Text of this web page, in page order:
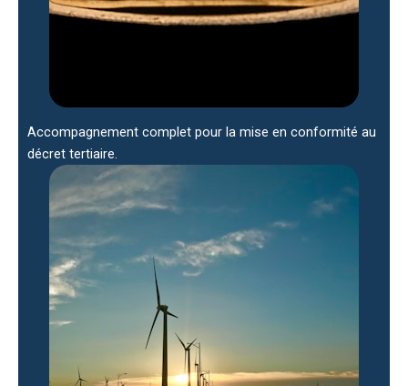
Accompagnement complet pour la mise en conformité au
décret tertiaire.